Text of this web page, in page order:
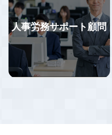
の効率化と改善に向けてサポー
トします。
社会保険労務士事務所リジョイ
スでは石川・富山の企業様を中
心に、労働保険・社会保険等の
諸手続きを行ってまいりまし
た。給与計算のアウトソーシン
グをご検討されている企業様は
ぜひ一度ご相談ください。
当事務所では、貴社の状況をヒ
アリングさせていただいた上
で、貴社に最適な就業規則を提
人事労務サポート顧問